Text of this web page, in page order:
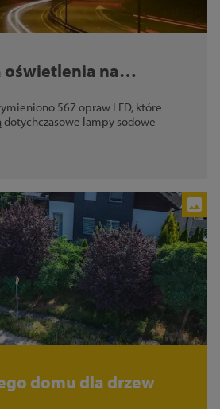
oświetlenia na
567 opraw LED, które
dotychczasowe lampy sodowe
domu dla drzew